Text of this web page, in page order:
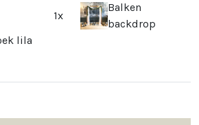
1x
Balken
backdrop
lila